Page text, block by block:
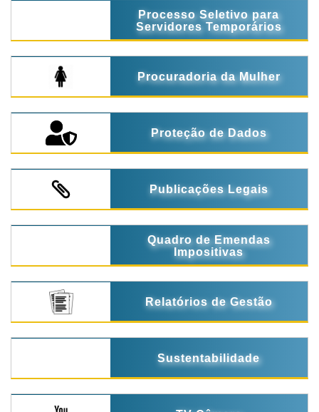
Processo Seletivo para
Servidores Temporários
Procuradoria da Mulher
Proteção de Dados
Publicações Legais
Quadro de Emendas
Impositivas
Relatórios de Gestão
Sustentabilidade